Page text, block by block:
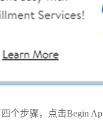
个步骤，点击Begin